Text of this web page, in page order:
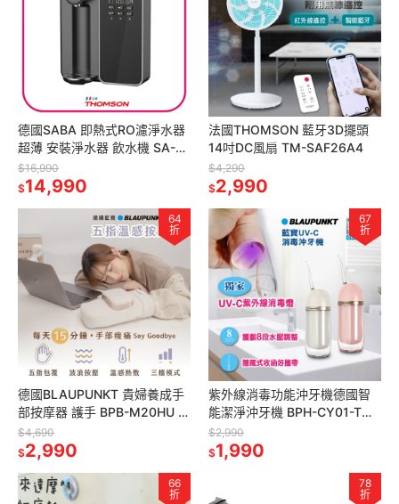
德國SABA 即熱式RO濾淨水器
超薄 安裝淨水器 飲水機 SA-
HQ08 逆滲透濾芯 净水器 即熱
式飲水機
$16,990
$14,990
法國THOMSON 藍牙3D擺頭
14吋DC風扇 TM-SAF26A4
$4,290
$2,990
64
折
德國BLAUPUNKT 貴婦養成手
部按摩器 護手 BPB-M20HU 保
養 按摩器 手指按摩器 手部按摩
手掌按摩器
$4,690
$2,990
67
折
紫外線消毒功能沖牙機德國智
能潔淨沖牙機 BPH-CY01-TW
紫外線消毒 美白 蛀牙 口腔照護
$2,990
$1,990
66
折
78
折